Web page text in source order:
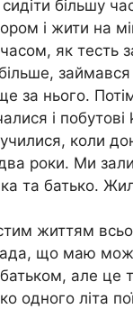
більшу
і жити на
як тесть
за нього.
і побутові
коли
роки. Ми
та батько.
життям
що маю
але це
одного літа